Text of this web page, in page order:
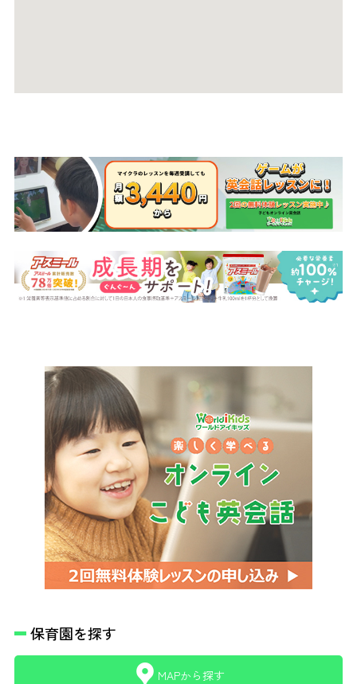
保育園を探す
MAPから探す